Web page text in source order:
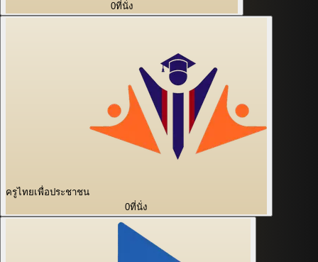
0ที่นั่ง
ครูไทยเพื่อประชาชน
0ที่นั่ง